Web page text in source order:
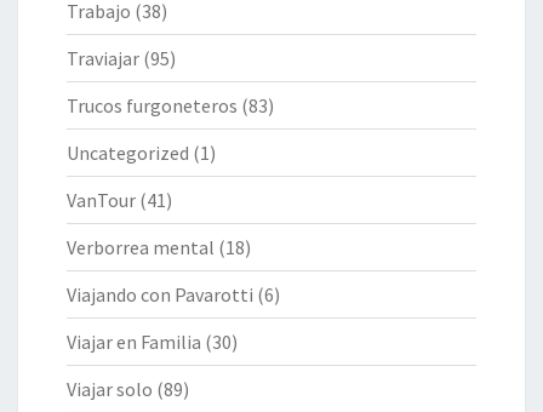
Trabajo (38)
Traviajar (95)
Trucos furgoneteros (83)
Uncategorized (1)
VanTour (41)
Verborrea mental (18)
Viajando con Pavarotti (6)
Viajar en Familia (30)
Viajar solo (89)